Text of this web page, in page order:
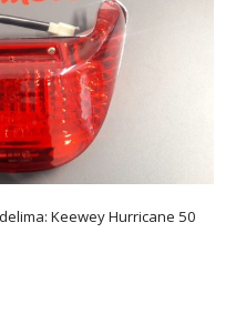
Keewey Hurricane 50